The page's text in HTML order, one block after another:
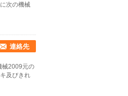
次の機械
連絡先
械2009元の
及びきれ